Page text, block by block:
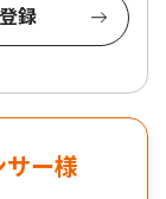
録
サー様